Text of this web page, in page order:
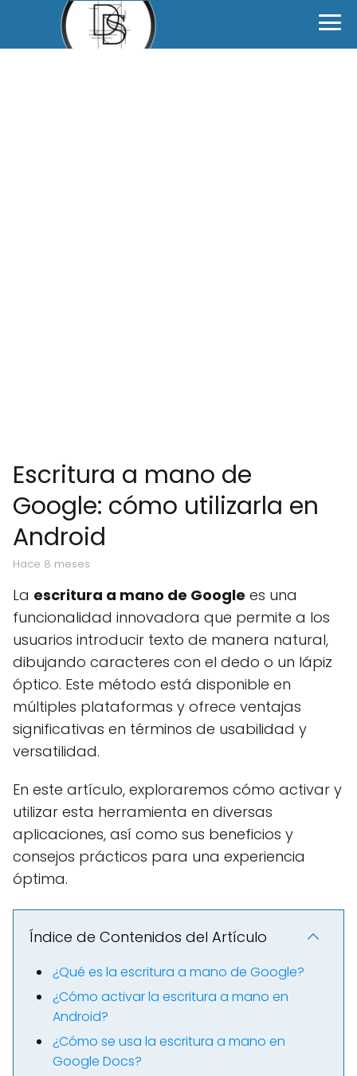
Escritura a mano de
Google: cómo utilizarla en
Android
hace 8 meses
La escritura a mano de Google es una
funcionalidad innovadora que permite a los
usuarios introducir texto de manera natural,
dibujando caracteres con el dedo o un lápiz
óptico. Este método está disponible en
múltiples plataformas y ofrece ventajas
significativas en términos de usabilidad y
versatilidad.
En este artículo, exploraremos cómo activar y
utilizar esta herramienta en diversas
aplicaciones, así como sus beneficios y
consejos prácticos para una experiencia
óptima.
Índice de Contenidos del Artículo
¿Qué es la escritura a mano de Google?
¿Cómo activar la escritura a mano en
Android?
¿Cómo se usa la escritura a mano en
Google Docs?